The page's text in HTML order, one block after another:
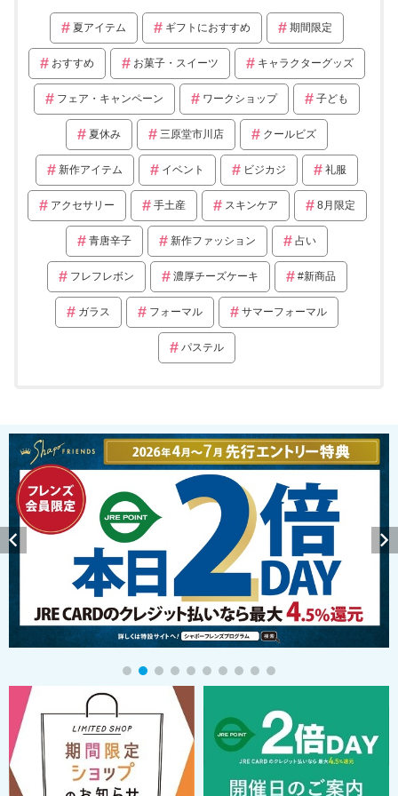
夏アイテム ギフトにおすすめ 期間限定
おすすめ お菓子・スイーツ キャラクターグッズ
フェア・キャンペーン ワークショップ 子ども
夏休み 三原堂市川店 クールビズ
新作アイテム イベント ビジカジ 礼服
アクセサリー 手土産 スキンケア 8月限定
青唐辛子 新作ファッション 占い
フレフレボン 濃厚チーズケーキ #新商品
ガラス フォーマル サマーフォーマル
パステル